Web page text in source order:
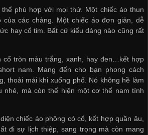
phù hợp với mọi thứ. Một chiếc áo thun
các chàng. Một chiếc áo đơn giản, dễ
hay cổ tim. Bất cứ kiểu dáng nào cũng rất
cổ tròn màu trắng, xanh, hay đen…kết hợp
nam. Mang đến cho bạn phong cách
thoải mái khi xuống phố. Nó không hề làm
nhé, mà còn thể hiện một cơ thể nam tính
chiếc áo phông có cổ, kết hợp quần âu,
đi sự lịch thiệp, sang trọng mà còn mang